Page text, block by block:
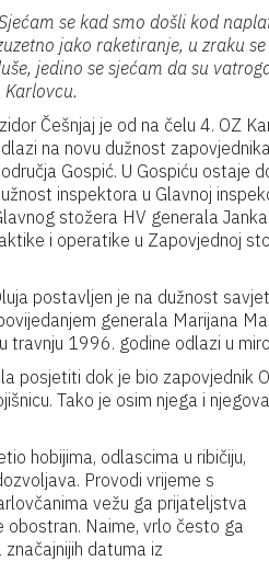
se kad smo došli kod
jako raketiranje, u zraku
jedino se sjećam da su
Karlovcu.
Češnjaj je od na čelu 4. OZ
na novu dužnost
Gospić. U Gospiću ostaje
inspektora u Glavnoj
stožera HV generala
i operatike u Zapovjednoj
postavljen je na dužnost
generala Marijana
travnju 1996. godine odlazi u
posjetiti dok je bio zapovjednik
Tako je osim njega i
hobijima, odlascima u ribičiju,
Provodi vrijeme s
vežu ga prijateljstva
obostran. Naime, vrlo često ga
datuma iz